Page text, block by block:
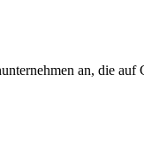
an, die auf